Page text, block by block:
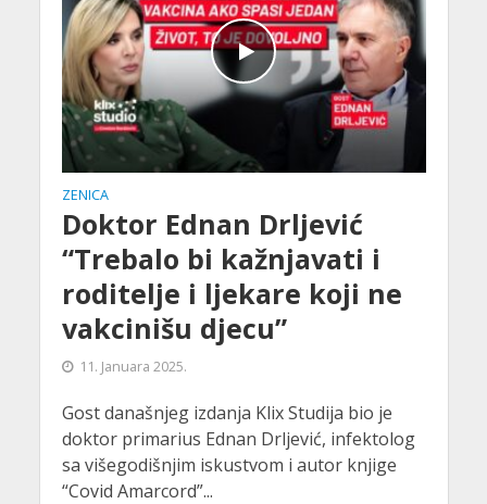
ZENICA
Doktor Ednan Drljević
“Trebalo bi kažnjavati i
roditelje i ljekare koji ne
vakcinišu djecu”
11. Januara 2025.
Gost današnjeg izdanja Klix Studija bio je
doktor primarius Ednan Drljević, infektolog
sa višegodišnjim iskustvom i autor knjige
“Covid Amarcord”...